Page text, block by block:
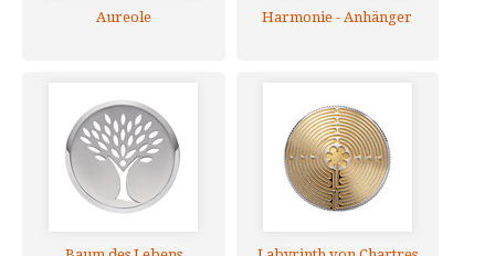
Aureole Harmonie - Anhänger